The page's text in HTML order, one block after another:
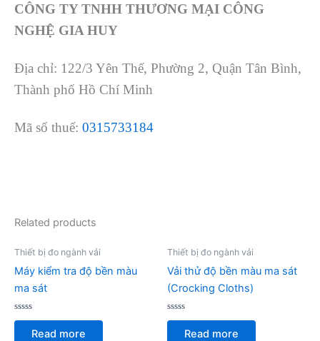
CÔNG TY TNHH THƯƠNG MẠI CÔNG
NGHỆ GIA HUY
Địa chỉ: 122/3 Yên Thế, Phường 2, Quận Tân Bình,
Thành phố Hồ Chí Minh
Mã số thuế: 0315733184
Related products
Thiết bị đo ngành vải
Máy kiểm tra độ bền màu
ma sát
Rated
Read more
Thiết bị đo ngành vải
Vải thử độ bền màu ma sát
(Crocking Cloths)
Rated
Read more